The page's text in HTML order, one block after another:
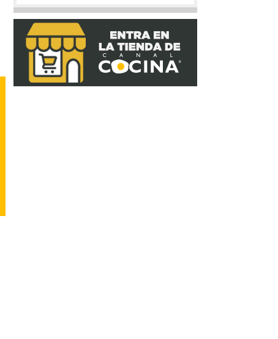
Vieiras con jamón y reducción al cava